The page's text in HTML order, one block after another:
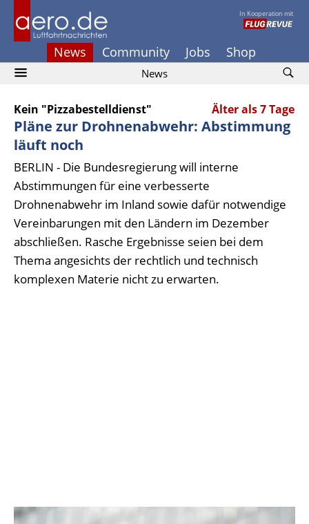
In Kooperation mit
News Community Jobs Shop
News
Kein "Pizzabestelldienst" Älter als 7 Tage
Pläne zur Drohnenabwehr: Abstimmung
läuft noch
BERLIN - Die Bundesregierung will interne
Abstimmungen für eine verbesserte
Drohnenabwehr im Inland sowie dafür notwendige
Vereinbarungen mit den Ländern im Dezember
abschließen. Rasche Ergebnisse seien bei dem
Thema angesichts der rechtlich und technisch
komplexen Materie nicht zu erwarten.